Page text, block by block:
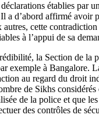
établies par
a d’abord affirmé avoir
cette contradiction
à l’appui de sa
la Section de la
exemple à Bangalore.
au regard du droit
de Sikhs
de la police et que
des contrôles de